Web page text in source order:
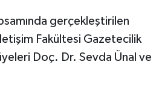
gerçekleştirilen
Fakültesi Gazetecilik
Doç. Dr. Sevda Ünal ve